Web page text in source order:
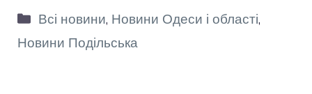
Категорії
Всі новини, Новини Одеси і області,
Новини Подільська